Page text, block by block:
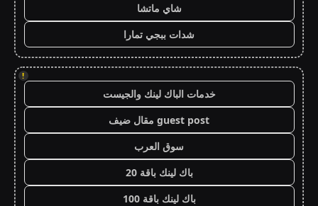
شاي ماتشا
شدات ببجي تمارا
!
خدمات الباك لينك والجيست
guest post مقال ضيف
سوق العرب
باك لينك باقة 20
باك لينك باقة 100